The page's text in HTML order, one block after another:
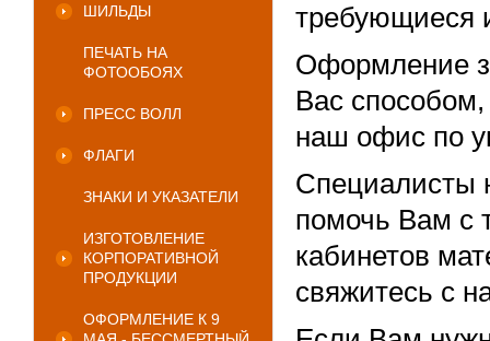
ШИЛЬДЫ
ПЕЧАТЬ НА
ФОТООБОЯХ
ПРЕСС ВОЛЛ
ФЛАГИ
ЗНАКИ И УКАЗАТЕЛИ
ИЗГОТОВЛЕНИЕ
КОРПОРАТИВНОЙ
ПРОДУКЦИИ
ОФОРМЛЕНИЕ К 9
требующиеся
Оформление
Вас
наш офис по
Специалисты
помочь Вам с
кабинетов
свяжитесь с